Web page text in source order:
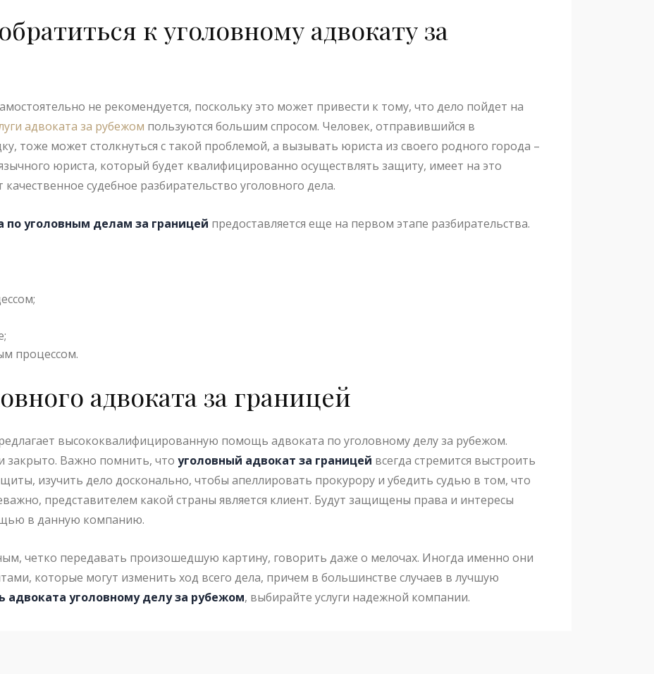
к уголовному адвокату за
не рекомендуется, поскольку это может привести к тому, что дело пойдет на
адвоката за рубежом пользуются большим спросом. Человек, отправившийся в
тоже может столкнуться с такой проблемой, а вызывать юриста из своего родного города –
юриста, который будет квалифицированно осуществлять защиту, имеет на это
судебное разбирательство уголовного дела.
уголовным делам за границей предоставляется еще на первом этапе разбирательства.
процессом.
адвоката за границей
высококвалифицированную помощь адвоката по уголовному делу за рубежом.
закрыто. Важно помнить, что уголовный адвокат за границей всегда стремится выстроить
изучить дело досконально, чтобы апеллировать прокурору и убедить судью в том, что
представителем какой страны является клиент. Будут защищены права и интересы
в данную компанию.
четко передавать произошедшую картину, говорить даже о мелочах. Иногда именно они
которые могут изменить ход всего дела, причем в большинстве случаев в лучшую
адвоката уголовному делу за рубежом, выбирайте услуги надежной компании.